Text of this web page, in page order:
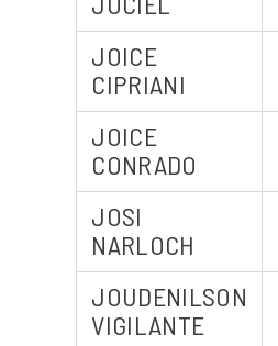
JOICE
CIPRIANI
JOICE
CONRADO
JOSI
NARLOCH
JOUDENILSON
VIGILANTE